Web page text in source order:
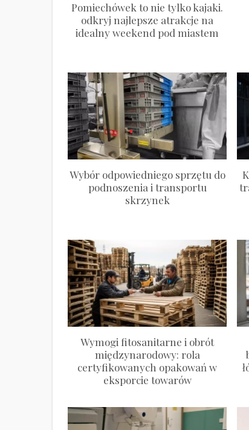
Pomiechówek to nie tylko kajaki.
odkryj najlepsze atrakcje na
idealny weekend pod miastem
Wybór odpowiedniego sprzętu do
podnoszenia i transportu
skrzynek
Wymogi fitosanitarne i obrót
międzynarodowy: rola
certyfikowanych opakowań w
eksporcie towarów